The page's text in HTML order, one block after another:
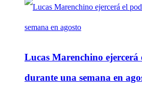
Lucas Marenchino ejercerá
durante una semana en